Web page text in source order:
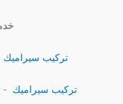
تركيب سيراميك
تركيب سيراميك -